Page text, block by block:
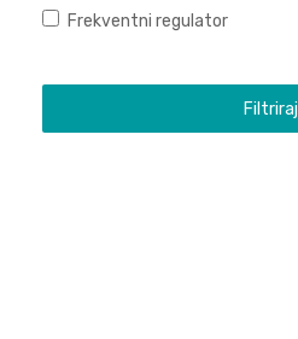
Frekventni regulator
Filtriraj